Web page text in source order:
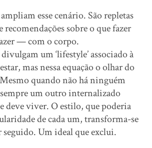
esse cenário. São repletas
recomendações sobre o que fazer
— com o corpo.
um ‘lifestyle’ associado à
mas nessa equação o olhar do
quando não há ninguém
um outro internalizado
deve viver. O estilo, que poderia
de cada um, transforma-se
seguido. Um ideal que exclui.